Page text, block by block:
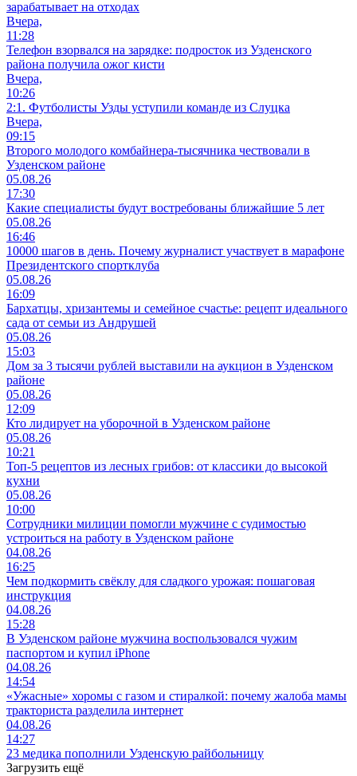
зарабатывает на отходах
Вчера,
11:28
Телефон взорвался на зарядке: подросток из Узденского
района получила ожог кисти
Вчера,
10:26
2:1. Футболисты Узды уступили команде из Слуцка
Вчера,
09:15
Второго молодого комбайнера-тысячника чествовали в
Узденском районе
05.08.26
17:30
Какие специалисты будут востребованы ближайшие 5 лет
05.08.26
16:46
10000 шагов в день. Почему журналист участвует в марафоне
Президентского спортклуба
05.08.26
16:09
Бархатцы, хризантемы и семейное счастье: рецепт идеального
сада от семьи из Андрушей
05.08.26
15:03
Дом за 3 тысячи рублей выставили на аукцион в Узденском
районе
05.08.26
12:09
Кто лидирует на уборочной в Узденском районе
05.08.26
10:21
Топ-5 рецептов из лесных грибов: от классики до высокой
кухни
05.08.26
10:00
Сотрудники милиции помогли мужчине с судимостью
устроиться на работу в Узденском районе
04.08.26
16:25
Чем подкормить свёклу для сладкого урожая: пошаговая
инструкция
04.08.26
15:28
В Узденском районе мужчина воспользовался чужим
паспортом и купил iPhone
04.08.26
14:54
«Ужасные» хоромы с газом и стиралкой: почему жалоба мамы
тракториста разделила интернет
04.08.26
14:27
23 медика пополнили Узденскую райбольницу
Загрузить ещё